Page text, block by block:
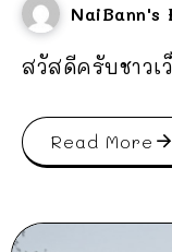
NaiBann's
สวัสดีครับชาว
Read More